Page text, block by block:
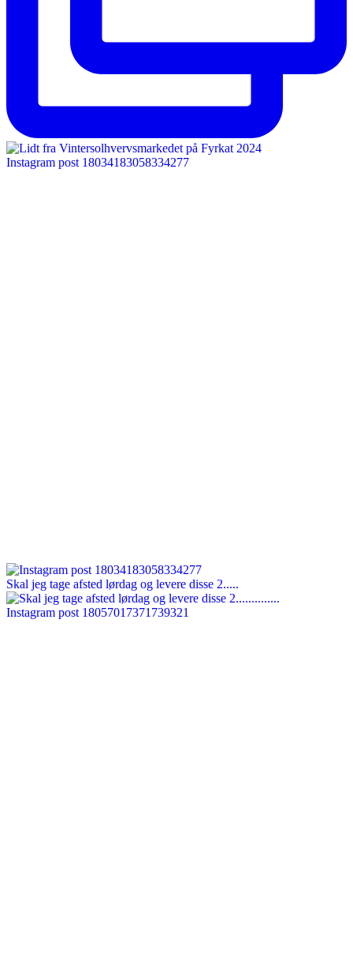
Instagram post 18034183058334277
Skal jeg tage afsted lørdag og levere disse 2.....
Instagram post 18057017371739321